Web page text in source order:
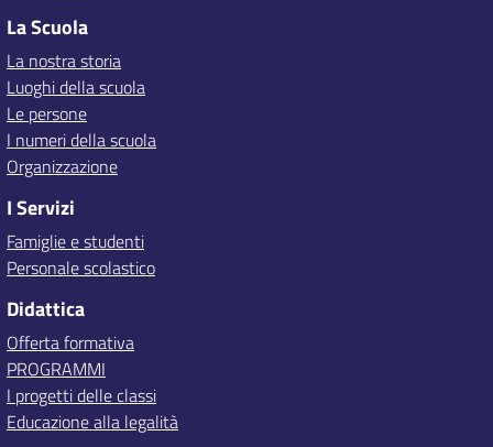
La Scuola
La nostra storia
Luoghi della scuola
Le persone
I numeri della scuola
Organizzazione
I Servizi
Famiglie e studenti
Personale scolastico
Didattica
Offerta formativa
PROGRAMMI
I progetti delle classi
Educazione alla legalità